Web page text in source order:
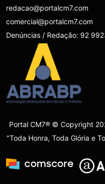
redacao@portalcm7.com
comercial@portalcm7.com
Denúncias / Redação: 92
Portal CM7® © Copyright
"Toda Honra, Toda Glória e